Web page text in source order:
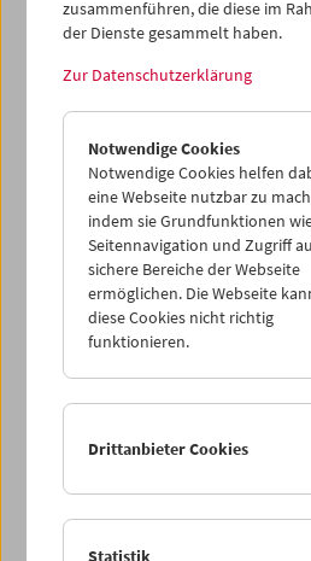
zusammenführen, die diese im
der Dienste gesammelt haben.
Zur Datenschutzerklärung
Notwendige Cookies
Notwendige Cookies helfen
eine Webseite nutzbar zu
indem sie Grundfunktionen
Seitennavigation und Zugriff
sichere Bereiche der Webseite
ermöglichen. Die Webseite
diese Cookies nicht richtig
funktionieren.
Drittanbieter Cookies
Statistik